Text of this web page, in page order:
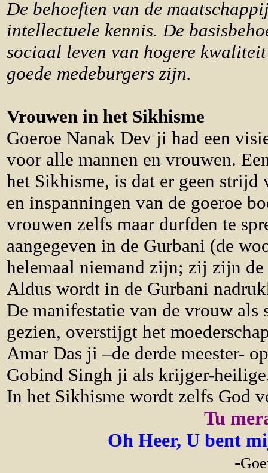
De behoeften van de
intellectuele kennis. De
sociaal leven van hogere
goede medeburgers zijn.
Vrouwen in het Sikhisme
Goeroe Nanak Dev ji had een
voor alle mannen en vrouwen.
het Sikhisme, is dat er geen
en inspanningen van de goeroe
vrouwen zelfs maar durfden te
aangegeven in de Gurbani (de
helemaal niemand zijn; zij zijn
Aldus wordt in de Gurbani
De manifestatie van de vrouw
gezien, overstijgt het
Amar Das ji –de derde meester-
Gobind Singh ji als krijger-
In het Sikhisme wordt zelfs God
Tu
Oh Heer, U bent
-